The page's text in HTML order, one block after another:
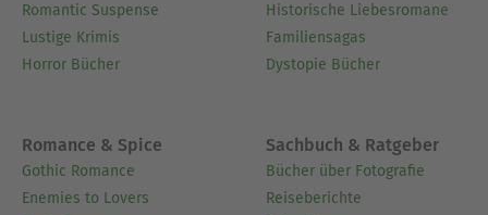
Romantic Suspense
Lustige Krimis
Horror Bücher
Historische Liebesromane
Familiensagas
Dystopie Bücher
Romance & Spice
Gothic Romance
Enemies to Lovers
Sachbuch & Ratgeber
Bücher über Fotografie
Reiseberichte